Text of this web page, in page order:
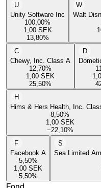
U
Unity Software Inc
100,00%
1,00 SEK
13,80%
W
Walt
C
Chewy, Inc. Class A
12,70%
1,00 SEK
25,50%
D
H
Hims & Hers Health, Inc.
8,50%
1,00 SEK
−22,10%
F
Facebook A
5,50%
1,00 SEK
5,50%
S
Sea Limited